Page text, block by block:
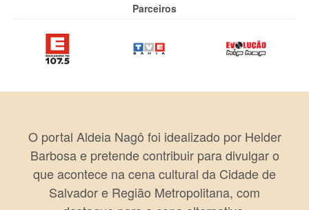
Parceiros
O portal Aldeia Nagô foi idealizado por Helder
Barbosa e pretende contribuir para divulgar o
que acontece na cena cultural da Cidade de
Salvador e Região Metropolitana, com